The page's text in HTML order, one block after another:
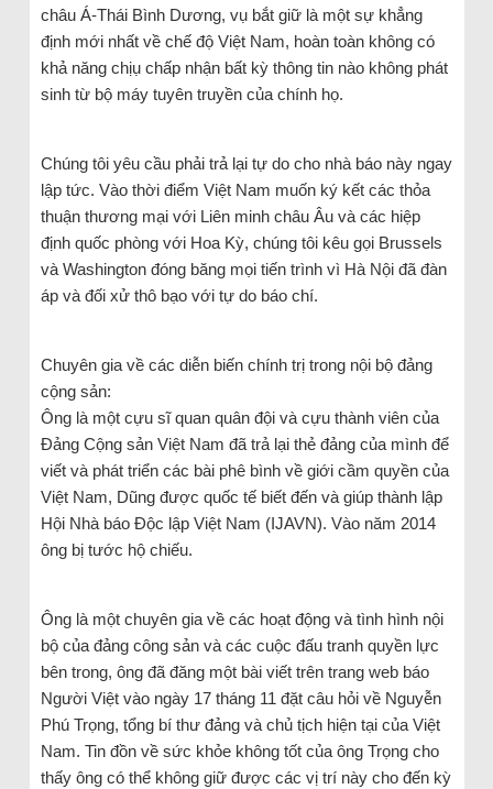
châu Á-Thái Bình Dương, vụ bắt giữ là một sự khẳng
định mới nhất về chế độ Việt Nam, hoàn toàn không có
khả năng chịụ chấp nhận bất kỳ thông tin nào không phát
sinh từ bộ máy tuyên truyền của chính họ.
Chúng tôi yêu cầu phải trả lại tự do cho nhà báo này ngay
lập tức. Vào thời điểm Việt Nam muốn ký kết các thỏa
thuận thương mại với Liên minh châu Âu và các hiệp
định quốc phòng với Hoa Kỳ, chúng tôi kêu gọi Brussels
và Washington đóng băng mọi tiến trình vì Hà Nội đã đàn
áp và đối xử thô bạo với tự do báo chí.
Chuyên gia về các diễn biến chính trị trong nội bộ đảng
cộng sản:
Ông là một cựu sĩ quan quân đội và cựu thành viên của
Đảng Cộng sản Việt Nam đã trả lại thẻ đảng của mình để
viết và phát triển các bài phê bình về giới cầm quyền của
Việt Nam, Dũng được quốc tế biết đến và giúp thành lập
Hội Nhà báo Độc lập Việt Nam (IJAVN). Vào năm 2014
ông bị tước hộ chiếu.
Ông là một chuyên gia về các hoạt động và tình hình nội
bộ của đảng công sản và các cuộc đấu tranh quyền lực
bên trong, ông đã đăng một bài viết trên trang web báo
Người Việt vào ngày 17 tháng 11 đặt câu hỏi về Nguyễn
Phú Trọng, tổng bí thư đảng và chủ tịch hiện tại của Việt
Nam. Tin đồn về sức khỏe không tốt của ông Trọng cho
thấy ông có thể không giữ được các vị trí này cho đến kỳ